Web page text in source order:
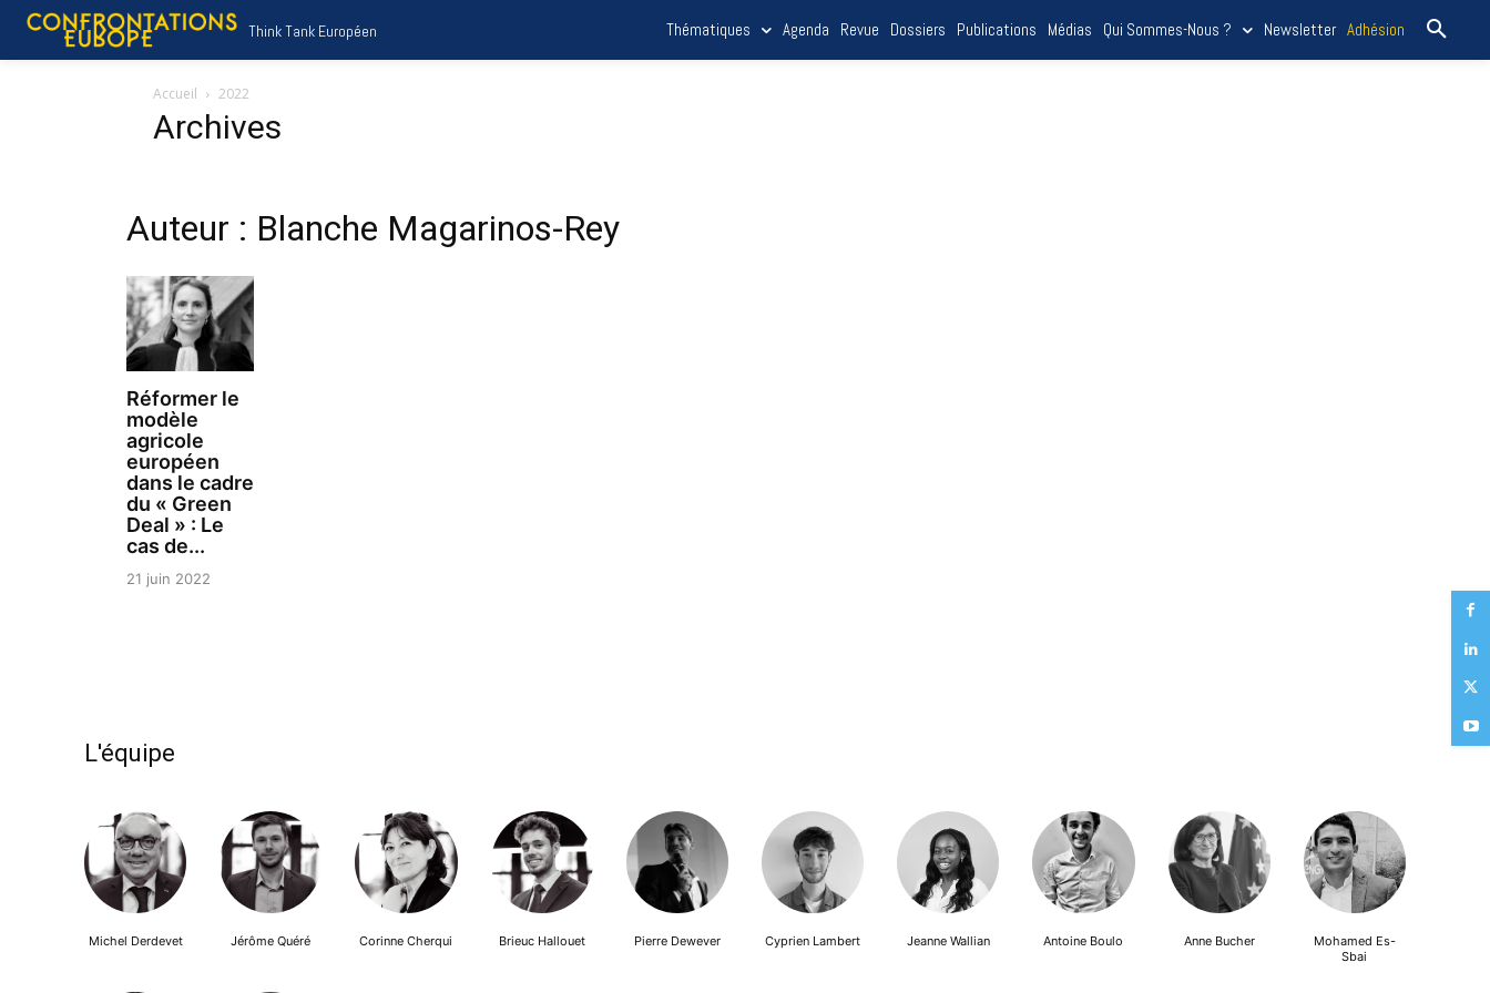
Think Tank Européen Thématiques Agenda Revue Dossiers Publications Médias Qui Sommes-Nous ? Newsletter Adhésion
Accueil 2022
Archives
Auteur : Blanche Magarinos-Rey
Réformer le
modèle
agricole
européen
dans le cadre
du « Green
Deal » : Le
cas de...
21 juin 2022
L'équipe
Michel Derdevet Jérôme Quéré Corinne Cherqui Brieuc Hallouet Pierre Dewever Cyprien Lambert Jeanne Wallian Antoine Boulo Anne Bucher
Mohamed Es-
Sbai